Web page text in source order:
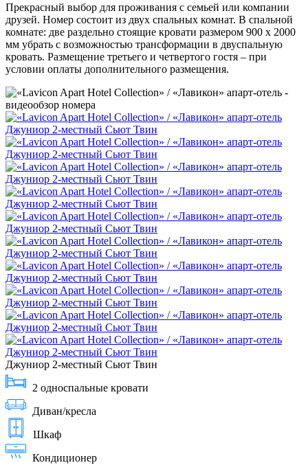
Прекрасный выбор для проживания с семьей или компании
друзей. Номер состоит из двух спальных комнат. В спальной
комнате: две раздельно стоящие кровати размером 900 х 2000
мм убрать с возможностью трансформации в двуспальную
кровать. Размещение третьего и четвертого гостя – при
условии оплаты дополнительного размещения.
Джуниор 2-местный Сьют Твин
2 односпальные кровати
Диван/кресла
Шкаф
Кондиционер